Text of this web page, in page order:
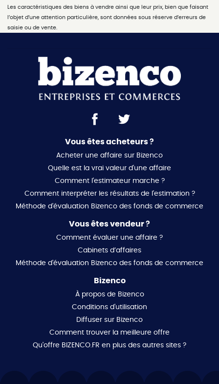
Les caractéristiques des biens à vendre ainsi que leur prix, bien que faisant
l’objet d’une attention particulière, sont données sous réserve d’erreurs de
saisie ou de vente.
Vous êtes acheteurs ?
Acheter une affaire sur Bizenco
Quelle est la vrai valeur d'une affaire
Comment l'estimateur marche ?
Comment interpréter les résultats de l'estimation ?
Méthode d'évaluation Bizenco des fonds de commerce
Vous êtes vendeur ?
Comment évaluer une affaire ?
Cabinets d’affaires
Méthode d'évaluation Bizenco des fonds de commerce
Bizenco
À propos de Bizenco
Conditions d'utilisation
Diffuser sur Bizenco
Comment trouver la meilleure offre
Qu'offre BIZENCO.FR en plus des autres sites ?